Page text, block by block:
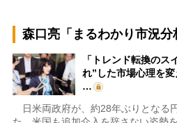
森口亮「まるわかり市況分
「トレンド転換のス
れ”した市場心理を変
…
日米両政府が、約28年ぶりとなる